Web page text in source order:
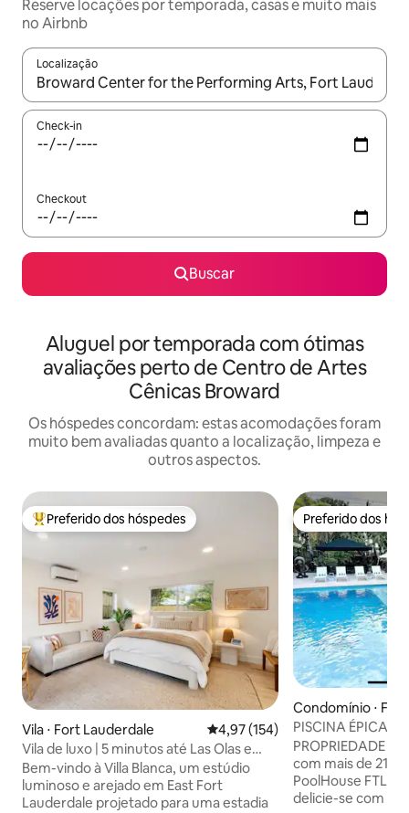
Reserve locações por temporada, casas e muito mais
no Airbnb
Localização
Quando os resultados estiverem disponíveis, explore-os
Check-in
Checkout
Buscar
Aluguel por temporada com ótimas
avaliações perto de Centro de Artes
Cênicas Broward
Os hóspedes concordam: estas acomodações foram
muito bem avaliadas quanto a localização, limpeza e
outros aspectos.
Entre os melhores preferidos dos hóspedes
Preferido dos hóspedes
Vila ⋅ Fort Lauderdale 4,97 de uma avaliação média de
4,97 (154)
Vila de luxo | 5 minutos até Las Olas e
praia
Bem-vindo à Villa Blanca, um estúdio
luminoso e arejado em East Fort
Lauderdale projetado para uma estadia
Preferido dos
Preferido dos
Condomínio ⋅
le
PISCINA ÉPICA
em Fort
PROPRIEDADE
com mais de
PoolHouse FTL.
delicie-se com